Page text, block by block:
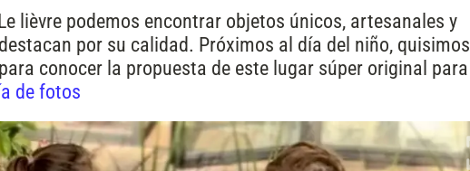
lièvre podemos encontrar objetos únicos, artesanales y
por su calidad. Próximos al día del niño, quisimos
conocer la propuesta de este lugar súper original para
de fotos